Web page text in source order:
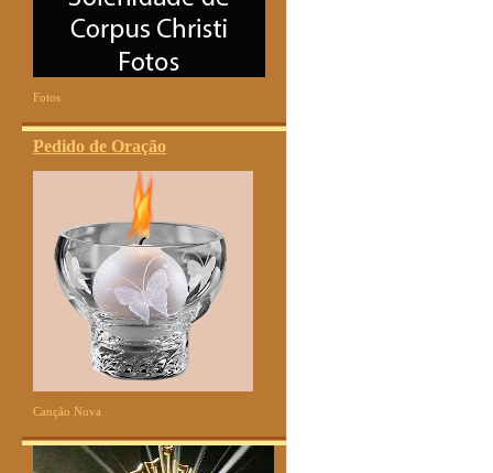
Fotos
Pedido de Oração
Canção Nova